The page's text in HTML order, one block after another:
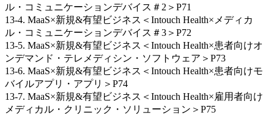
ル・コミュニケーションデバイス＃2＞P71
13-4. MaaS×新規&有望ビジネス＜Intouch Health×メディカ
ル・コミュニケーションデバイス＃3＞P72
13-5. MaaS×新規&有望ビジネス＜Intouch Health×患者向けオ
ンデマンド・テレメディシン・ソフトウェア＞P73
13-6. MaaS×新規&有望ビジネス＜Intouch Health×患者向けモ
バイルアプリ・アプリ＞P74
13-7. MaaS×新規&有望ビジネス＜Intouch Health×雇用者向け
メディカル・クリニック・ソリューション＞P75